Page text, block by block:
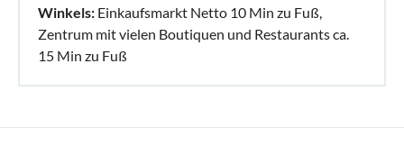
Winkels: Einkaufsmarkt Netto 10 Min zu Fuß,
Zentrum mit vielen Boutiquen und Restaurants ca.
15 Min zu Fuß